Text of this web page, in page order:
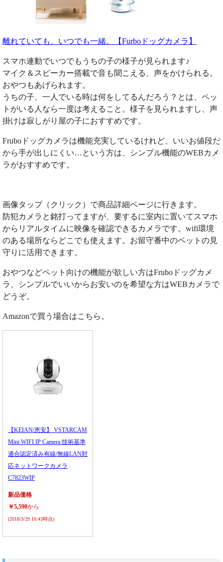
離れていても、いつでも一緒。【Furboドッグカメラ】
スマホ連動でいつでもうちの子の様子が見られます♪
マイク＆スピーカー搭載で音も聞こえる、声をかけられる。
おやつもあげられます。
うちの子、一人でいる時は何をしてるんだろう？とは、ペッ
トがいる人なら一度は考えること。様子を見られますし、声
掛けは寂しがり屋の子におすすめです。
Fruboドッグカメラは機能充実しているけれど、いいお値段だ
から手が出しにくい…という方は、シンプル機能のWEBカメ
ラがおすすめです。
画像タップ（クリック）で商品詳細ページに行きます。
防犯カメラと銘打ってますが、要するに室内に置いてスマホ
からリアルタイムに映像を確認できるカメラです。wifi環境
のある場所ならどこでも使えます。お留守番中のペットの見
守りに活用できます。
おやつなどペット向けの機能が欲しい方はFruboドッグカメ
ラ、シンプルでいいからお安いのを希望な方はWEBカメラで
どうぞ。
Amazonで買う場合はこちら。
【KEIAN/恵安】 VSTARCAM
Mini WIFI IP Camera 技術基準
適合認定済み有線/無線LAN対
応ネットワークカメラ
C7823WIP
新品価格
￥5,590から
(2018/3/29 10:43時点)